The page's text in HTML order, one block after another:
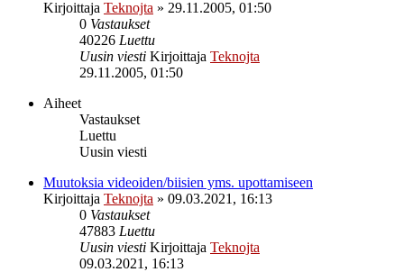
Kirjoittaja Teknojta » 29.11.2005, 01:50
0 Vastaukset
40226 Luettu
Uusin viesti Kirjoittaja Teknojta
29.11.2005, 01:50
Aiheet
Vastaukset
Luettu
Uusin viesti
Muutoksia videoiden/biisien yms. upottamiseen
Kirjoittaja Teknojta » 09.03.2021, 16:13
0 Vastaukset
47883 Luettu
Uusin viesti Kirjoittaja Teknojta
09.03.2021, 16:13